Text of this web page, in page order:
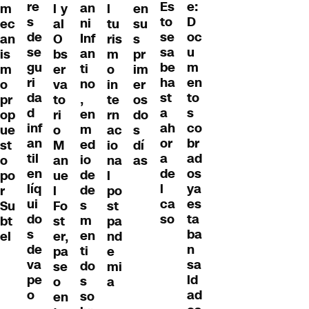
m
ec
an
is
m
o
pr
op
ue
st
o
po
r
Su
bt
el
re
s
de
se
gu
ri
da
d
inf
an
til
en
líq
ui
do
s
de
va
pe
o
l y
al
O
bs
er
va
to
ri
o
M
an
ue
l
Fo
st
er,
pa
se
o
en
an
ni
Inf
an
ti
no
,
en
m
ed
io
de
de
s
m
en
ti
do
s
so
l
tu
ris
m
o
in
te
rn
ac
io
na
l
po
st
pa
nd
e
mi
a
en
su
s
pr
im
er
os
do
s
dí
as
Es
to
se
sa
be
ha
st
a
ah
or
a
de
l
ca
so
e:
D
oc
u
m
en
to
s
co
br
ad
os
ya
es
ta
ba
n
sa
ld
ad